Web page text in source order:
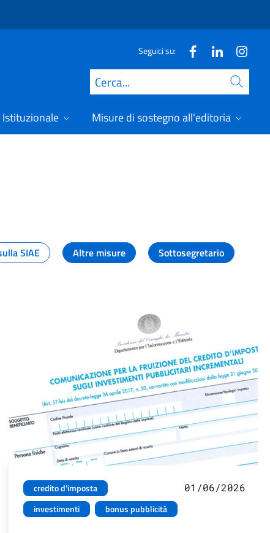
Seguici su:
Cerca
Misure di sostegno all'editoria
SIAE Altre misure
Sottosegretario
credito d'imposta
investimenti
bonus pubblicità
01/06/2026